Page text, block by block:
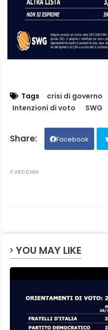
Tags crisi di governo
Intenzioni di voto
SWG
Facebook
VECCHIA
YOU MAY LIKE